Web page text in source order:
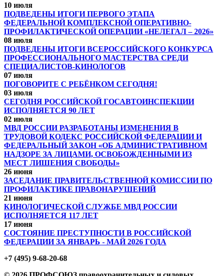
10 июля
ПОДВЕДЕНЫ ИТОГИ ПЕРВОГО ЭТАПА
ФЕДЕРАЛЬНОЙ КОМПЛЕКСНОЙ ОПЕРАТИВНО-
ПРОФИЛАКТИЧЕСКОЙ ОПЕРАЦИИ «НЕЛЕГАЛ – 2026»
08 июля
ПОДВЕДЕНЫ ИТОГИ ВСЕРОССИЙСКОГО КОНКУРСА
ПРОФЕССИОНАЛЬНОГО МАСТЕРСТВА СРЕДИ
СПЕЦИАЛИСТОВ-КИНОЛОГОВ
07 июля
ПОГОВОРИТЕ С РЕБЁНКОМ СЕГОДНЯ!
03 июля
СЕГОДНЯ РОССИЙСКОЙ ГОСАВТОИНСПЕКЦИИ
ИСПОЛНЯЕТСЯ 90 ЛЕТ
02 июля
МВД РОССИИ РАЗРАБОТАНЫ ИЗМЕНЕНИЯ В
ТРУДОВОЙ КОДЕКС РОССИЙСКОЙ ФЕДЕРАЦИИ И
ФЕДЕРАЛЬНЫЙ ЗАКОН «ОБ АДМИНИСТРАТИВНОМ
НАДЗОРЕ ЗА ЛИЦАМИ, ОСВОБОЖДЕННЫМИ ИЗ
МЕСТ ЛИШЕНИЯ СВОБОДЫ»
26 июня
ЗАСЕДАНИЕ ПРАВИТЕЛЬСТВЕННОЙ КОМИССИИ ПО
ПРОФИЛАКТИКЕ ПРАВОНАРУШЕНИЙ
21 июня
КИНОЛОГИЧЕСКОЙ СЛУЖБЕ МВД РОССИИ
ИСПОЛНЯЕТСЯ 117 ЛЕТ
17 июня
СОСТОЯНИЕ ПРЕСТУПНОСТИ В РОССИЙСКОЙ
ФЕДЕРАЦИИ ЗА ЯНВАРЬ - МАЙ 2026 ГОДА
+7 (495) 9-68-20-68